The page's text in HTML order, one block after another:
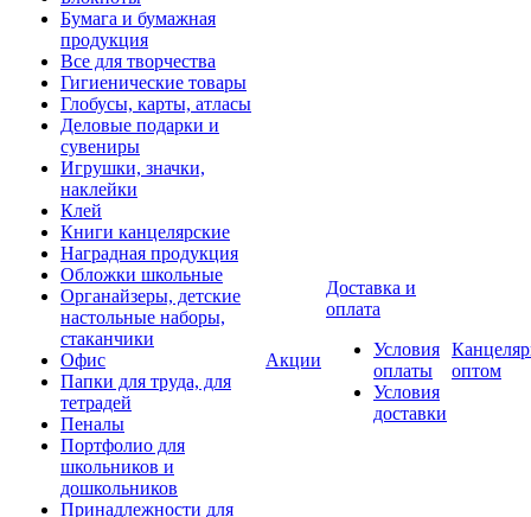
Бумага и бумажная
продукция
Все для творчества
Гигиенические товары
Глобусы, карты, атласы
Деловые подарки и
сувениры
Игрушки, значки,
наклейки
Клей
Книги канцелярские
Наградная продукция
Обложки школьные
Органайзеры, детские
настольные наборы,
стаканчики
Офис
Папки для труда, для
тетрадей
Пеналы
Портфолио для
школьников и
дошкольников
Принадлежности для
Акции
Доставка и
оплата
Условия
оплаты
Условия
доставки
оптом